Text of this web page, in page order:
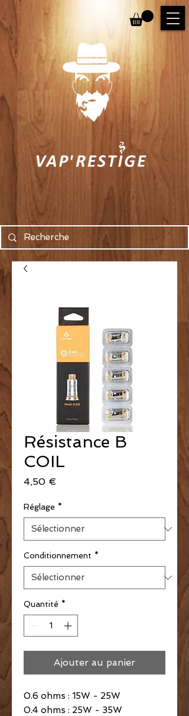
Résistance B
COIL
4,50 €
Réglage *
Conditionnement *
Quantité *
Ajouter au panier
0.6 ohms : 15W - 25W
0.4 ohms : 25W - 35W